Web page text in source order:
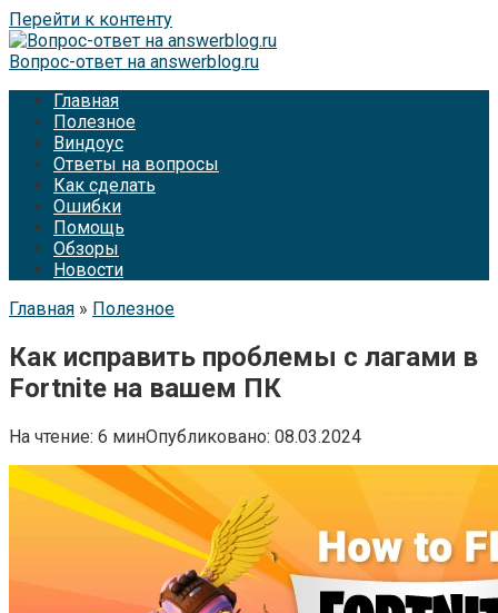
Перейти к контенту
Вопрос-ответ на answerblog.ru
Главная
Полезное
Виндоус
Ответы на вопросы
Как сделать
Ошибки
Помощь
Обзоры
Новости
Главная » Полезное
Как исправить проблемы с лагами в
Fortnite на вашем ПК
На чтение: 6 минОпубликовано: 08.03.2024